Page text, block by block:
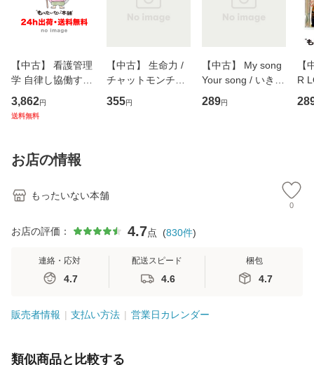
【中古】 看護管理
学 自律し協働する
専門職の看護マネ
ジメントスキル 改
恵 藤本幸三 / 南江
堂 [単行
3,862円
送料無料
【中古】 生命力 /
チャットモンチー /
キューンレコード
[CD]【メール便送
355円
【中古】 My song
Your song / いきも
のがかり / [CD]
【メール便送料無
289円
【
R
産
お店の情報
もったいない本舗
0
お店の評価： 4.7点 (830件)
連絡・応対
4.7
配送スピード
4.6
梱包
4.7
販売者情報 支払い方法 営業日カレンダー
類似商品と比較する